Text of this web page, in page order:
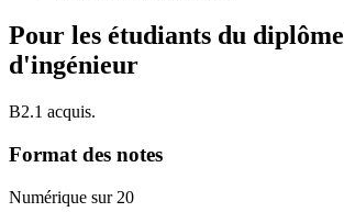
Pour les étudiants du diplôme
d'ingénieur
B2.1 acquis.
Format des notes
Numérique sur 20